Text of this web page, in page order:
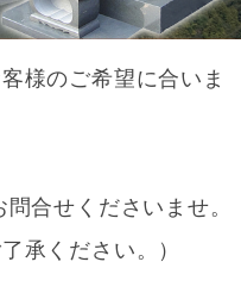
様のご希望に合いま
合せくださいませ。
承ください。）